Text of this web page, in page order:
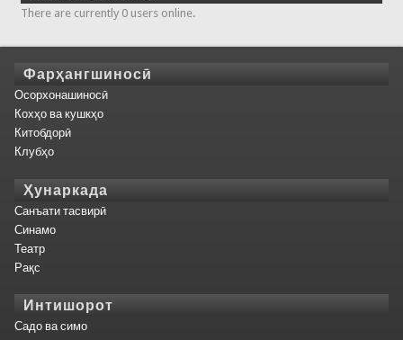
There are currently 0 users online.
Фарҳангшиносӣ
Осорхонашиносӣ
Кохҳо ва кушкҳо
Китобдорӣ
Клубҳо
Ҳунаркада
Санъати тасвирӣ
Синамо
Театр
Рақс
Интишорот
Садо ва симо